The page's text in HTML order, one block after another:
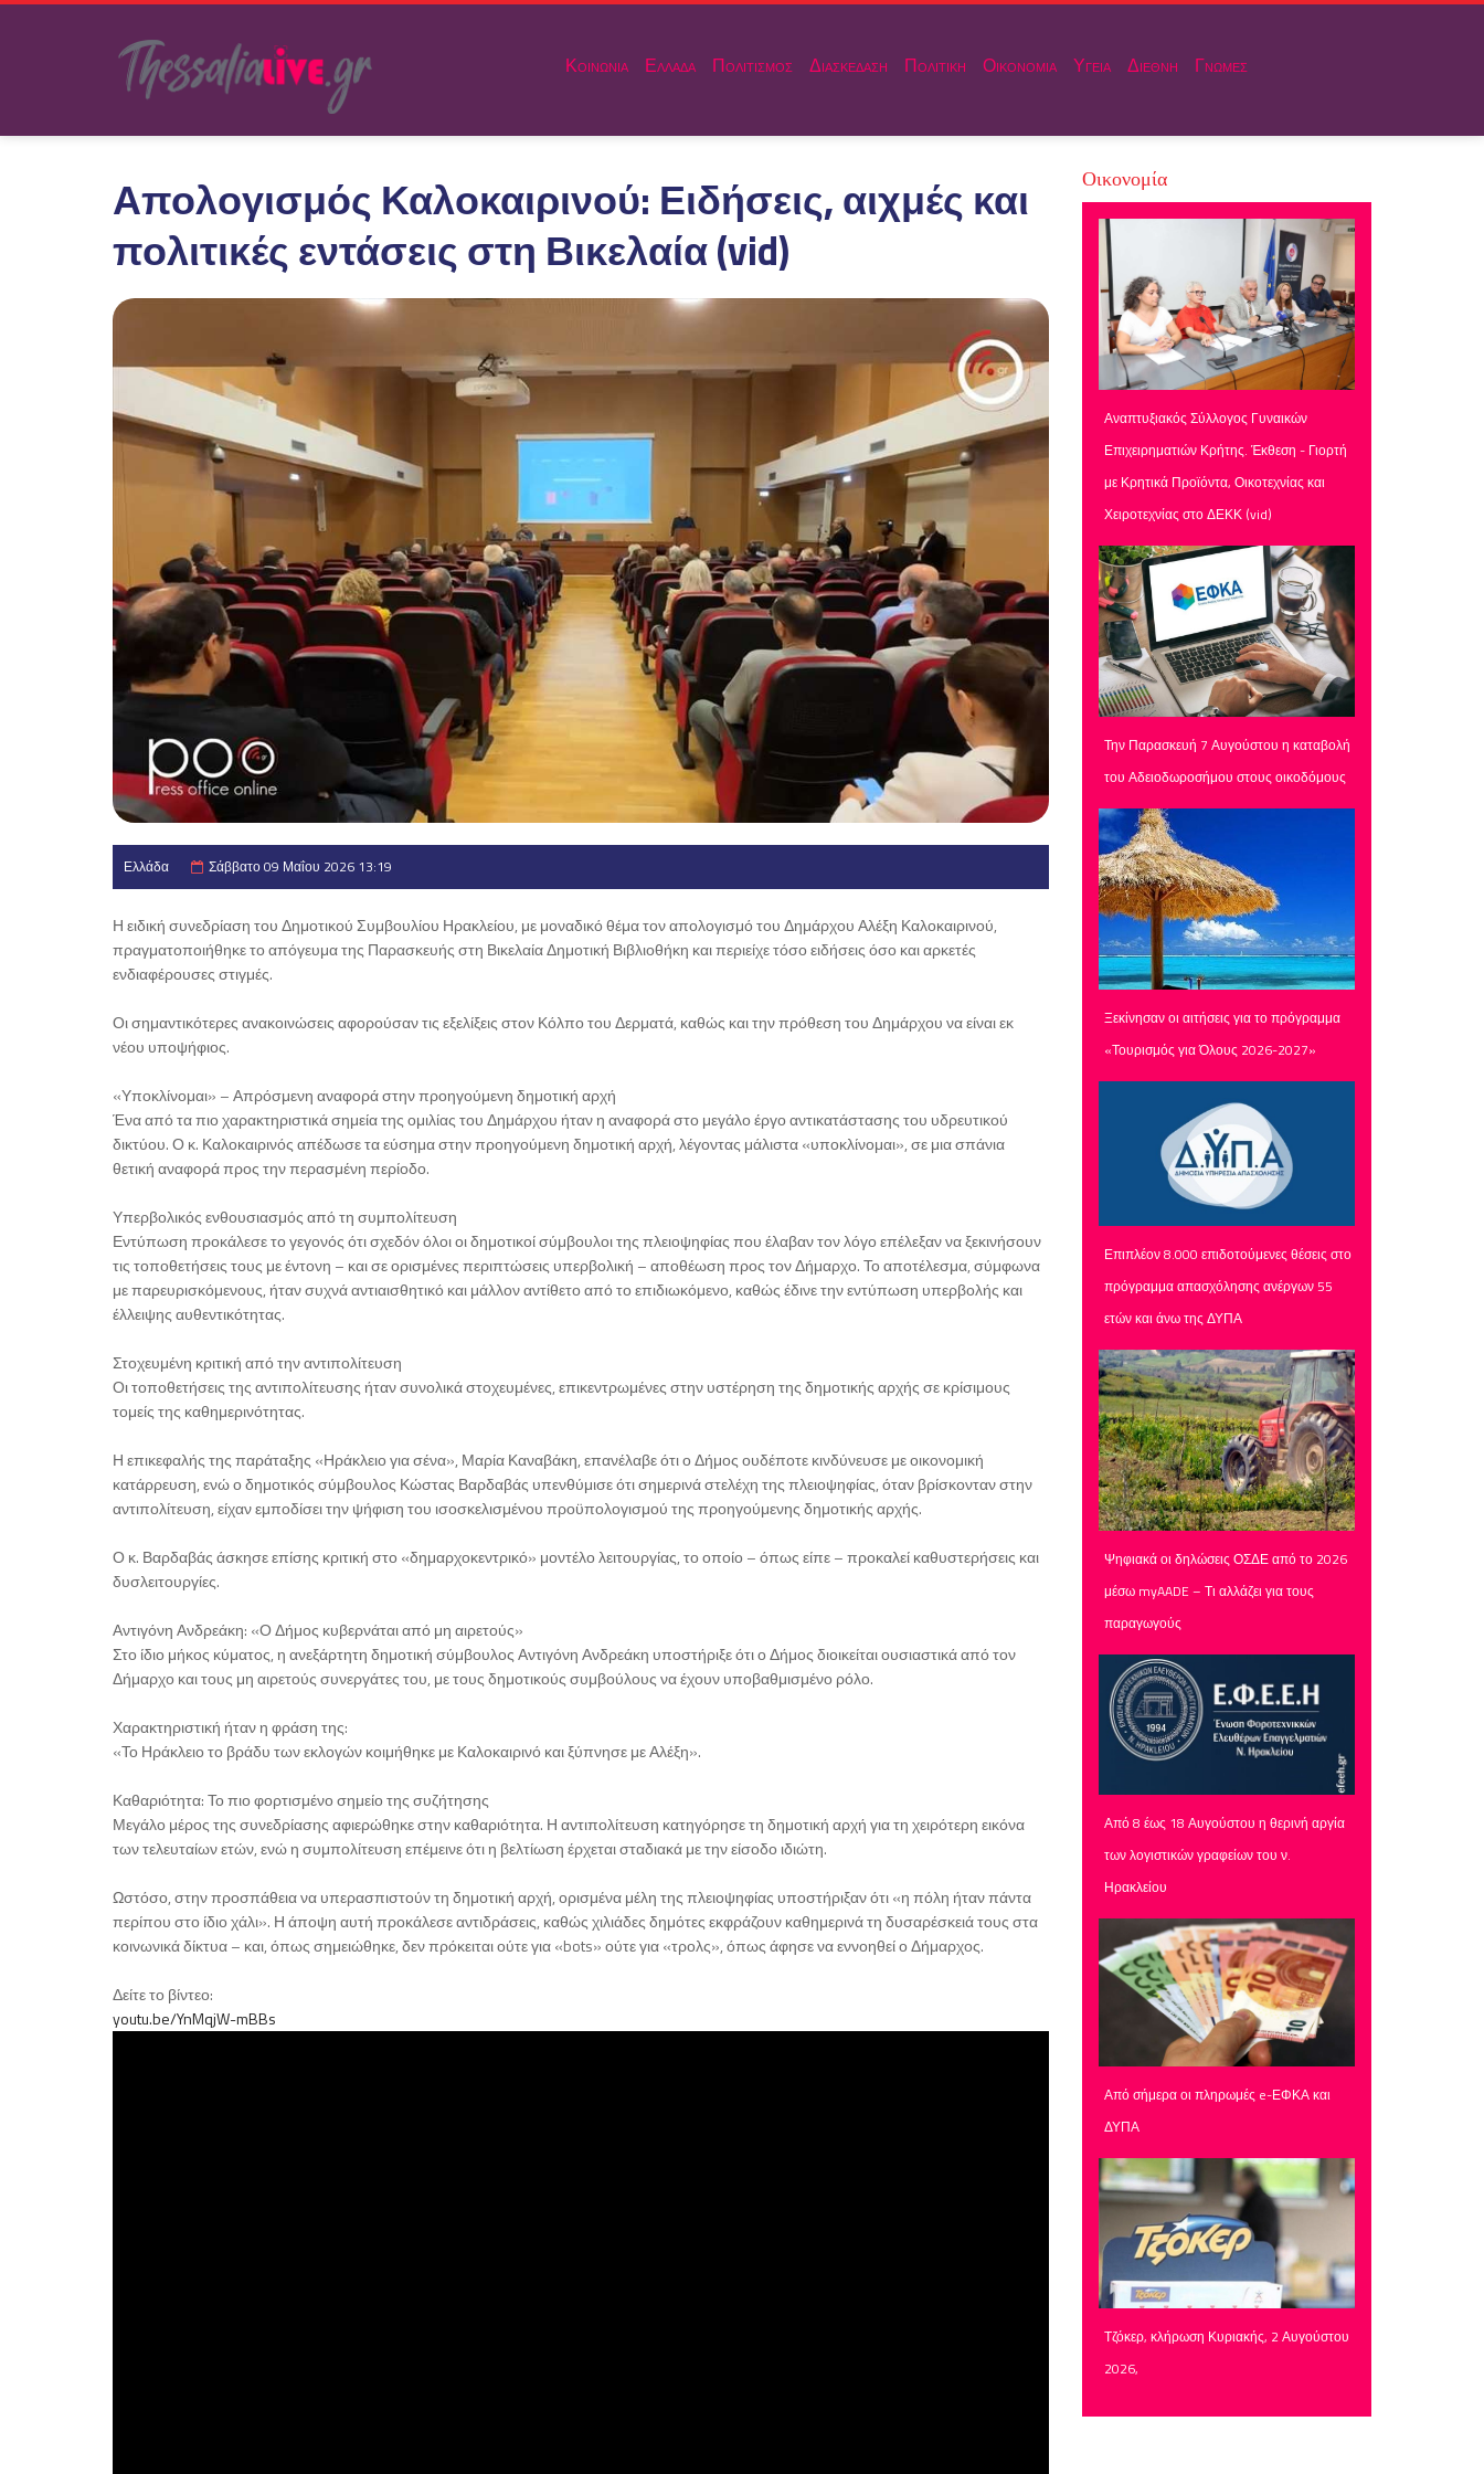
Κοινωνια Ελλαδα Πολιτισμος Διασκεδαση Πολιτικη Οικονομια Υγεια Διεθνη Γνωμες
Απολογισμός Καλοκαιρινού: Ειδήσεις, αιχμές και
πολιτικές εντάσεις στη Βικελαία (vid)
Ελλάδα Σάββατο 09 Μαΐου 2026 13:19
Η ειδική συνεδρίαση του Δημοτικού Συμβουλίου Ηρακλείου, με μοναδικό θέμα τον απολογισμό του Δημάρχου Αλέξη Καλοκαιρινού,
πραγματοποιήθηκε το απόγευμα της Παρασκευής στη Βικελαία Δημοτική Βιβλιοθήκη και περιείχε τόσο ειδήσεις όσο και αρκετές
ενδιαφέρουσες στιγμές.
Οι σημαντικότερες ανακοινώσεις αφορούσαν τις εξελίξεις στον Κόλπο του Δερματά, καθώς και την πρόθεση του Δημάρχου να είναι εκ
νέου υποψήφιος.
«Υποκλίνομαι» – Απρόσμενη αναφορά στην προηγούμενη δημοτική αρχή
Ένα από τα πιο χαρακτηριστικά σημεία της ομιλίας του Δημάρχου ήταν η αναφορά στο μεγάλο έργο αντικατάστασης του υδρευτικού
δικτύου. Ο κ. Καλοκαιρινός απέδωσε τα εύσημα στην προηγούμενη δημοτική αρχή, λέγοντας μάλιστα «υποκλίνομαι», σε μια σπάνια
θετική αναφορά προς την περασμένη περίοδο.
Υπερβολικός ενθουσιασμός από τη συμπολίτευση
Εντύπωση προκάλεσε το γεγονός ότι σχεδόν όλοι οι δημοτικοί σύμβουλοι της πλειοψηφίας που έλαβαν τον λόγο επέλεξαν να ξεκινήσουν
τις τοποθετήσεις τους με έντονη – και σε ορισμένες περιπτώσεις υπερβολική – αποθέωση προς τον Δήμαρχο. Το αποτέλεσμα, σύμφωνα
με παρευρισκόμενους, ήταν συχνά αντιαισθητικό και μάλλον αντίθετο από το επιδιωκόμενο, καθώς έδινε την εντύπωση υπερβολής και
έλλειψης αυθεντικότητας.
Στοχευμένη κριτική από την αντιπολίτευση
Οι τοποθετήσεις της αντιπολίτευσης ήταν συνολικά στοχευμένες, επικεντρωμένες στην υστέρηση της δημοτικής αρχής σε κρίσιμους
τομείς της καθημερινότητας.
Η επικεφαλής της παράταξης «Ηράκλειο για σένα», Μαρία Καναβάκη, επανέλαβε ότι ο Δήμος ουδέποτε κινδύνευσε με οικονομική
κατάρρευση, ενώ ο δημοτικός σύμβουλος Κώστας Βαρδαβάς υπενθύμισε ότι σημερινά στελέχη της πλειοψηφίας, όταν βρίσκονταν στην
αντιπολίτευση, είχαν εμποδίσει την ψήφιση του ισοσκελισμένου προϋπολογισμού της προηγούμενης δημοτικής αρχής.
Ο κ. Βαρδαβάς άσκησε επίσης κριτική στο «δημαρχοκεντρικό» μοντέλο λειτουργίας, το οποίο – όπως είπε – προκαλεί καθυστερήσεις και
δυσλειτουργίες.
Αντιγόνη Ανδρεάκη: «Ο Δήμος κυβερνάται από μη αιρετούς»
Στο ίδιο μήκος κύματος, η ανεξάρτητη δημοτική σύμβουλος Αντιγόνη Ανδρεάκη υποστήριξε ότι ο Δήμος διοικείται ουσιαστικά από τον
Δήμαρχο και τους μη αιρετούς συνεργάτες του, με τους δημοτικούς συμβούλους να έχουν υποβαθμισμένο ρόλο.
Χαρακτηριστική ήταν η φράση της:
«Το Ηράκλειο το βράδυ των εκλογών κοιμήθηκε με Καλοκαιρινό και ξύπνησε με Αλέξη».
Καθαριότητα: Το πιο φορτισμένο σημείο της συζήτησης
Μεγάλο μέρος της συνεδρίασης αφιερώθηκε στην καθαριότητα. Η αντιπολίτευση κατηγόρησε τη δημοτική αρχή για τη χειρότερη εικόνα
των τελευταίων ετών, ενώ η συμπολίτευση επέμεινε ότι η βελτίωση έρχεται σταδιακά με την είσοδο ιδιώτη.
Ωστόσο, στην προσπάθεια να υπερασπιστούν τη δημοτική αρχή, ορισμένα μέλη της πλειοψηφίας υποστήριξαν ότι «η πόλη ήταν πάντα
περίπου στο ίδιο χάλι». Η άποψη αυτή προκάλεσε αντιδράσεις, καθώς χιλιάδες δημότες εκφράζουν καθημερινά τη δυσαρέσκειά τους στα
κοινωνικά δίκτυα – και, όπως σημειώθηκε, δεν πρόκειται ούτε για «bots» ούτε για «τρολς», όπως άφησε να εννοηθεί ο Δήμαρχος.
Δείτε το βίντεο:
youtu.be/YnMqjW-mBBs
Οικονομία
Αναπτυξιακός Σύλλογος Γυναικών
Επιχειρηματιών Κρήτης. Έκθεση - Γιορτή
με Κρητικά Προϊόντα, Οικοτεχνίας και
Χειροτεχνίας στο ΔΕΚΚ (vid)
Την Παρασκευή 7 Αυγούστου η καταβολή
του Αδειοδωροσήμου στους οικοδόμους
Ξεκίνησαν οι αιτήσεις για το πρόγραμμα
«Τουρισμός για Όλους 2026-2027»
Επιπλέον 8.000 επιδοτούμενες θέσεις στο
πρόγραμμα απασχόλησης ανέργων 55
ετών και άνω της ΔΥΠΑ
Ψηφιακά οι δηλώσεις ΟΣΔΕ από το 2026
μέσω myAADE – Τι αλλάζει για τους
παραγωγούς
Από 8 έως 18 Αυγούστου η θερινή αργία
των λογιστικών γραφείων του ν.
Ηρακλείου
Από σήμερα οι πληρωμές e-ΕΦΚΑ και
ΔΥΠΑ
Τζόκερ, κλήρωση Κυριακής, 2 Αυγούστου
2026,